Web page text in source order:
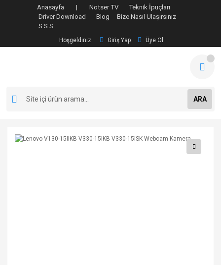
Anasayfa | Notser TV
Teknik İpuçları
Driver Download
Blog
Bize Nasıl Ulaşırsınız
S.S.S.
Hoşgeldiniz Giriş Yap Üye Ol
ARA